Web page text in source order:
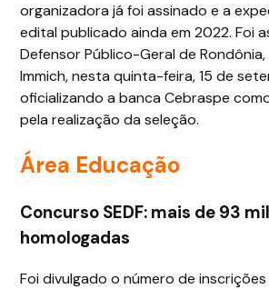
organizadora já foi assinado e a
edital publicado ainda em 2022. Foi
Defensor Público-Geral de Rondônia,
Immich, nesta quinta-feira, 15 de
oficializando a banca Cebraspe
pela realização da seleção.
Área Educação
Concurso SEDF: mais de 93
homologadas
Foi divulgado o número de